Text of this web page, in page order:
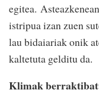
egitea.
istripua izan zuen
lau bidaiariak onik
kaltetuta gelditu da.
Klimak